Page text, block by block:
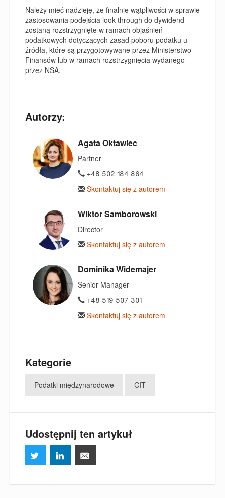
Należy mieć nadzieję, że finalnie wątpliwości w sprawie
zastosowania podejścia look-through do dywidend
zostaną rozstrzygnięte w ramach objaśnień
podatkowych dotyczących zasad poboru podatku u
źródła, które są przygotowywane przez Ministerstwo
Finansów lub w ramach rozstrzygnięcia wydanego
przez NSA.
Autorzy:
Agata Oktawiec
Partner
+48 502 184 864
Skontaktuj się z autorem
Wiktor Samborowski
Director
Skontaktuj się z autorem
Dominika Widemajer
Senior Manager
+48 519 507 301
Skontaktuj się z autorem
Kategorie
Podatki międzynarodowe CIT
Udostępnij ten artykuł